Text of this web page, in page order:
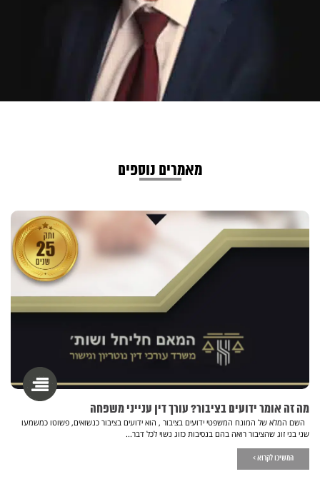
מאמרים נוספים
מה זה אומר ידועים בציבור? עורך דין ענייני משפחה
השם המלא של המונח המשפטי ידועים בציבור , הוא ידועים בציבור כנשואים, פשוטו כמשמעו
שני בני זוג שהציבור רואה בהם בנסיבות כזוג נשוי לכל דבר...
המשיכו לקרוא >